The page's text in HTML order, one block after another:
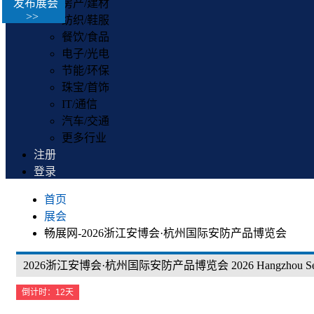
房产/建材
纺织/鞋服
餐饮/食品
电子/光电
节能/环保
珠宝/首饰
IT/通信
汽车/交通
更多行业
注册
登录
首页
展会
畅展网-2026浙江安博会·杭州国际安防产品博览会
2026浙江安博会·杭州国际安防产品博览会 2026 Hangzhou
倒计时：12天
发布展会
>>